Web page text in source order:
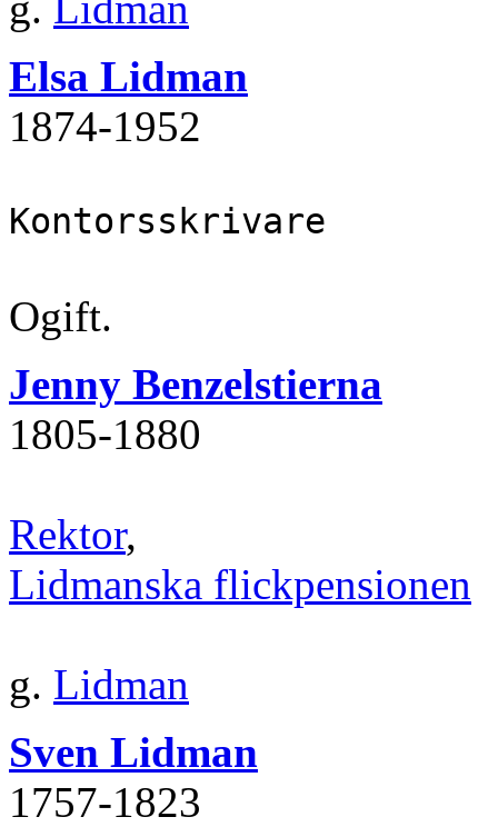
Elsa Lidman
1874‐1952
Kontorsskrivare
Ogift.
Jenny Benzelstierna
1805‐1880
Rektor,
Lidmanska flickpensionen
g. Lidman
Sven Lidman
1757‐1823